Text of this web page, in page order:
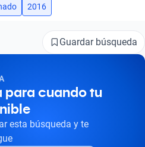
2016
Guardar búsqueda
para cuando tu
esta búsqueda y te